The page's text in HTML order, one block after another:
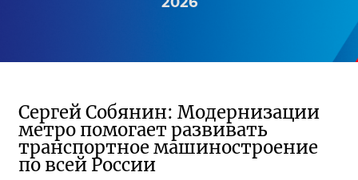
Сергей Собянин: Модернизации
метро помогает развивать
транспортное машиностроение
по всей России